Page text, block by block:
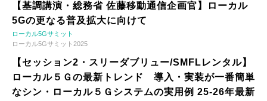
【基調講演・総務省 佐藤移動通信企画官】ローカル
5Gの更なる普及拡大に向けて
ローカル5Gサミット
ローカル5Gサミット2025
【セッション2・スリーダブリュー/SMFLレンタル】
ローカル５Ｇの最新トレンド 導入・実装が一番簡単
なシン・ローカル５Ｇシステムの実用例 25-26年最新